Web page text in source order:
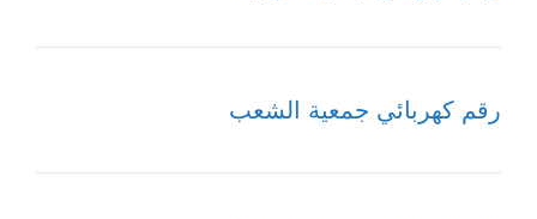
رقم كهربائي جمعية الشعب